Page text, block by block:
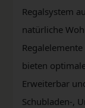
Regalsystem
natürliche
bieten
Erweiterbar
Schubladen-,